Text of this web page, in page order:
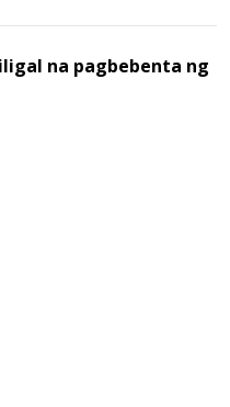
na pagbebenta ng